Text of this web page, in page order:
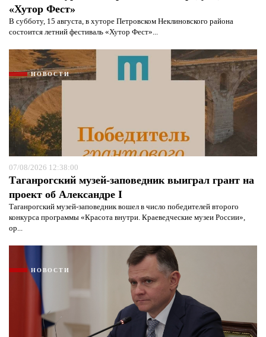
«Хутор Фест»
В субботу, 15 августа, в хуторе Петровском Неклиновского района
состоится летний фестиваль «Хутор Фест»...
НОВОСТИ
07/08/2026 12:38:00
Таганрогский музей-заповедник выиграл грант на
проект об Александре I
Таганрогский музей-заповедник вошел в число победителей второго
конкурса программы «Красота внутри. Краеведческие музеи России»,
ор...
НОВОСТИ